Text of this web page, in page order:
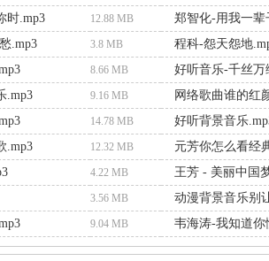
时.mp3
12.88 MB
郑智化-用我一辈
.mp3
3.8 MB
程科-怨天怨地
8.66 MB
好听音乐-千丝万
.mp3
9.16 MB
网络歌曲谁的红
14.78 MB
好听背景音乐
.mp3
12.32 MB
元芳你怎么看经
4.22 MB
王芳 - 美丽中国
3.56 MB
动漫背景音乐别
9.04 MB 韦海涛-我知道你